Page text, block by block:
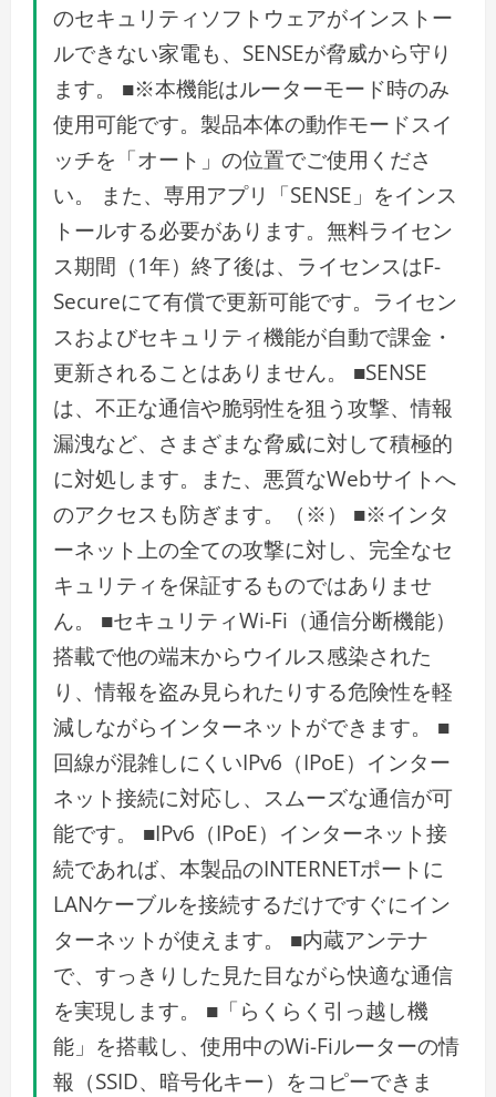
のセキュリティソフトウェアがインストー
ルできない家電も、SENSEが脅威から守り
ます。 ■※本機能はルーターモード時のみ
使用可能です。製品本体の動作モードスイ
ッチを「オート」の位置でご使用くださ
い。 また、専用アプリ「SENSE」をインス
トールする必要があります。無料ライセン
ス期間（1年）終了後は、ライセンスはF-
Secureにて有償で更新可能です。ライセン
スおよびセキュリティ機能が自動で課金・
更新されることはありません。 ■SENSE
は、不正な通信や脆弱性を狙う攻撃、情報
漏洩など、さまざまな脅威に対して積極的
に対処します。また、悪質なWebサイトへ
のアクセスも防ぎます。（※） ■※インタ
ーネット上の全ての攻撃に対し、完全なセ
キュリティを保証するものではありませ
ん。 ■セキュリティWi-Fi（通信分断機能）
搭載で他の端末からウイルス感染された
り、情報を盗み見られたりする危険性を軽
減しながらインターネットができます。 ■
回線が混雑しにくいIPv6（IPoE）インター
ネット接続に対応し、スムーズな通信が可
能です。 ■IPv6（IPoE）インターネット接
続であれば、本製品のINTERNETポートに
LANケーブルを接続するだけですぐにイン
ターネットが使えます。 ■内蔵アンテナ
で、すっきりした見た目ながら快適な通信
を実現します。 ■「らくらく引っ越し機
能」を搭載し、使用中のWi-Fiルーターの情
報（SSID、暗号化キー）をコピーできま